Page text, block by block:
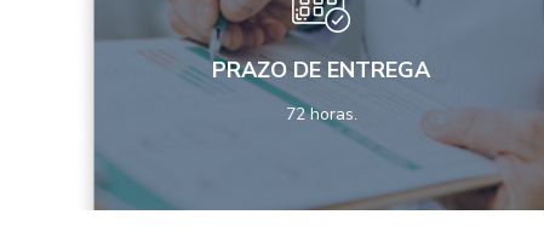
PRAZO DE ENTREGA
72 horas.